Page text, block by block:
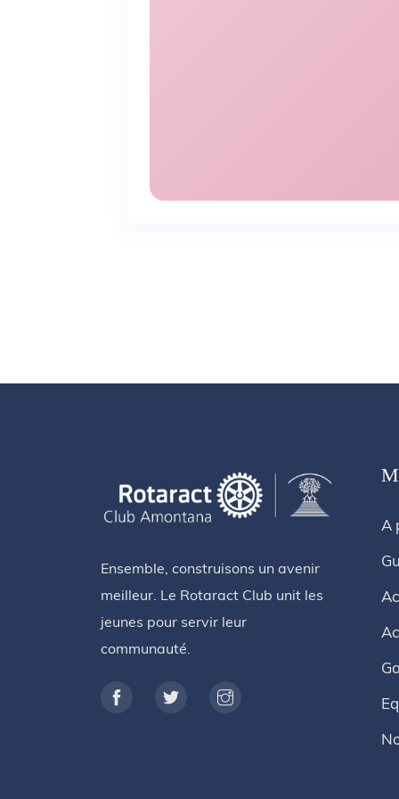
Ensemble, construisons un avenir
meilleur. Le Rotaract Club unit les
jeunes pour servir leur
communauté.
A